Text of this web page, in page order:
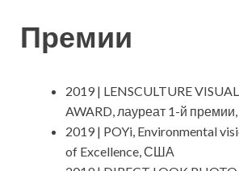
Премии
2019 | LENSCULTURE
AWARD, лауреат 1-й
2019 | POYi, Environmental
of Excellence, США